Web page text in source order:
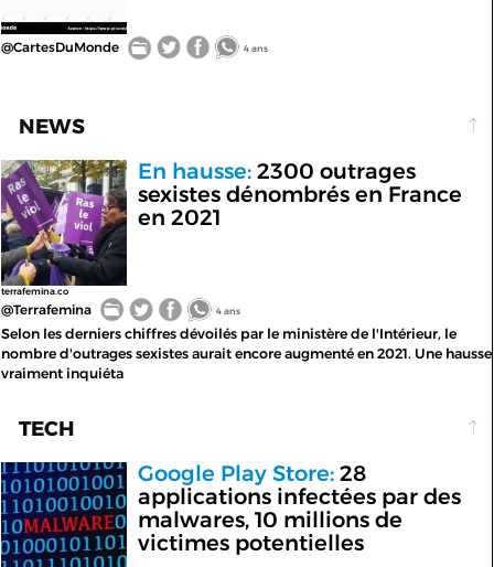
@CartesDuMonde 4 ans
NEWS
terrafemina.co
En hausse:2300 outrages
sexistes dénombrés en France
en 2021
@Terrafemina 4 ans
Selon les derniers chiffres dévoilés par le ministère de l'Intérieur, le
nombre d'outrages sexistes aurait encore augmenté en 2021. Une hausse
vraiment inquiéta
TECH
Google Play Store:28
applications infectées par des
malwares, 10 millions de
victimes potentielles